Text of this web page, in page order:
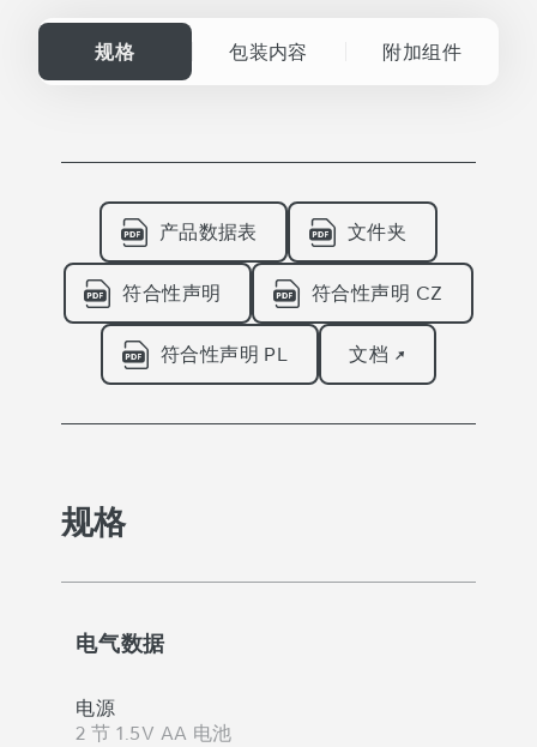
规格 包装内容 附加组件
产品数据表 文件夹
符合性声明 符合性声明 CZ
符合性声明 PL 文档 ↗
规格
电气数据
电源
2 节 1.5V AA 电池